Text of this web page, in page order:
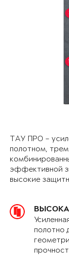
ТАУ ПРО –
полотном,
эффективной
высокие
полотно